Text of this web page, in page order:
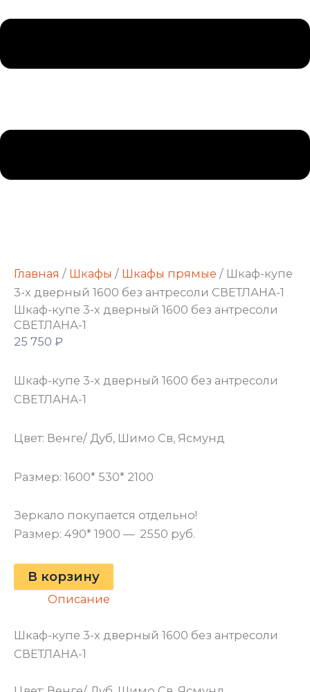
Главная / Шкафы / Шкафы прямые / Шкаф-купе
3-х дверный 1600 без антресоли СВЕТЛАНА-1
Шкаф-купе 3-х дверный 1600 без антресоли
СВЕТЛАНА-1
25 750 ₽
Шкаф-купе 3-х дверный 1600 без антресоли
СВЕТЛАНА-1
Цвет: Венге/ Дуб, Шимо Св, Ясмунд
Размер: 1600* 530* 2100
Зеркало покупается отдельно!
Размер: 490* 1900 — 2550 руб.
В корзину
Описание
Шкаф-купе 3-х дверный 1600 без антресоли
СВЕТЛАНА-1